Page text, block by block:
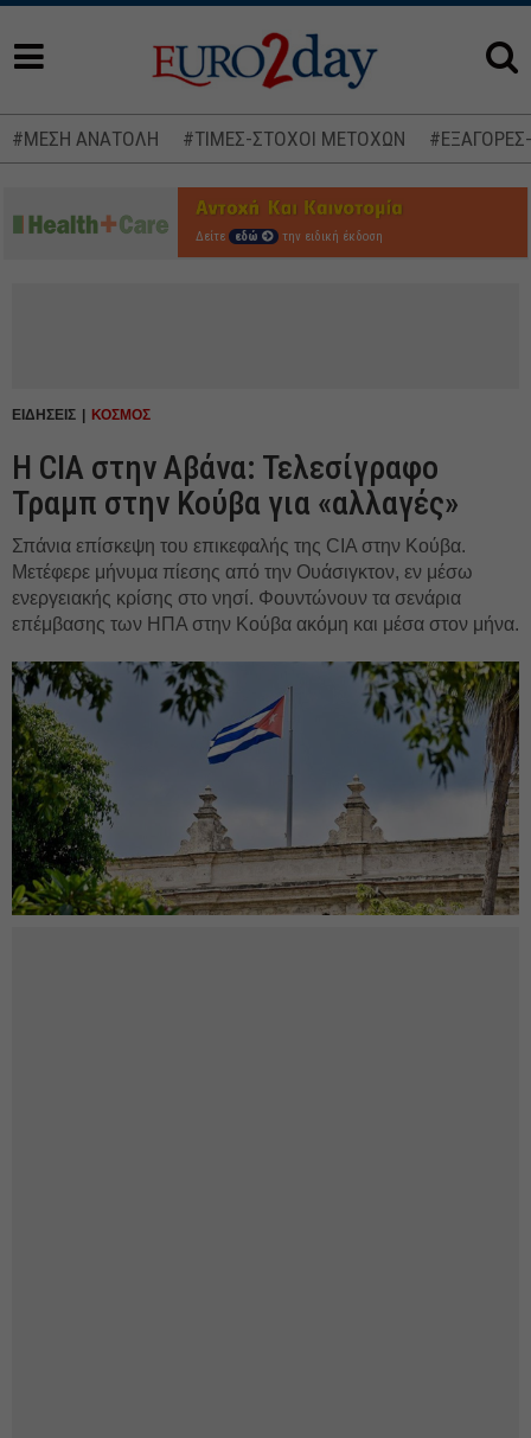
#ΜΕΣΗ ΑΝΑΤΟΛΗ #ΤΙΜΕΣ-ΣΤΟΧΟΙ ΜΕΤΟΧΩΝ
Δείτε εδώ την ειδική έκδοση
ΕΙΔΗΣΕΙΣ ΚΟΣΜΟΣ
Η CIA στην Αβάνα: Τελεσίγραφο
Τραμπ στην Κούβα για «αλλαγές»
Σπάνια επίσκεψη του επικεφαλής της CIA στην Κούβα.
Μετέφερε μήνυμα πίεσης από την Ουάσιγκτον, εν μέσω
ενεργειακής κρίσης στο νησί. Φουντώνουν τα σενάρια
επέμβασης των ΗΠΑ στην Κούβα ακόμη και μέσα στον μήνα.